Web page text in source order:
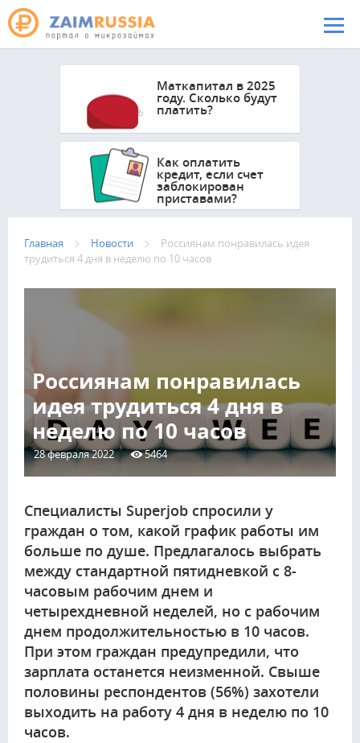
Перейти к основному содержанию
Маткапитал в 2025
году. Сколько будут
платить?
Как оплатить
кредит, если счет
заблокирован
приставами?
Главная Новости
Россиянам понравилась идея
трудиться 4 дня в неделю по 10 часов
Россиянам понравилась
идея трудиться 4 дня в
неделю по 10 часов
28 февраля 2022 5464
Специалисты Superjob спросили у
граждан о том, какой график работы им
больше по душе. Предлагалось выбрать
между стандартной пятидневкой с 8-
часовым рабочим днем и
четырехдневной неделей, но с рабочим
днем продолжительностью в 10 часов.
При этом граждан предупредили, что
зарплата останется неизменной. Свыше
половины респондентов (56%) захотели
выходить на работу 4 дня в неделю по 10
часов.